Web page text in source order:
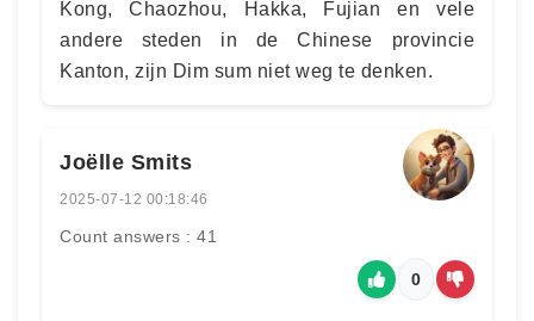
Kong, Chaozhou, Hakka, Fujian en vele
andere steden in de Chinese provincie
Kanton, zijn Dim sum niet weg te denken.
Joëlle Smits
2025-07-12 00:18:46
Count answers : 41
0